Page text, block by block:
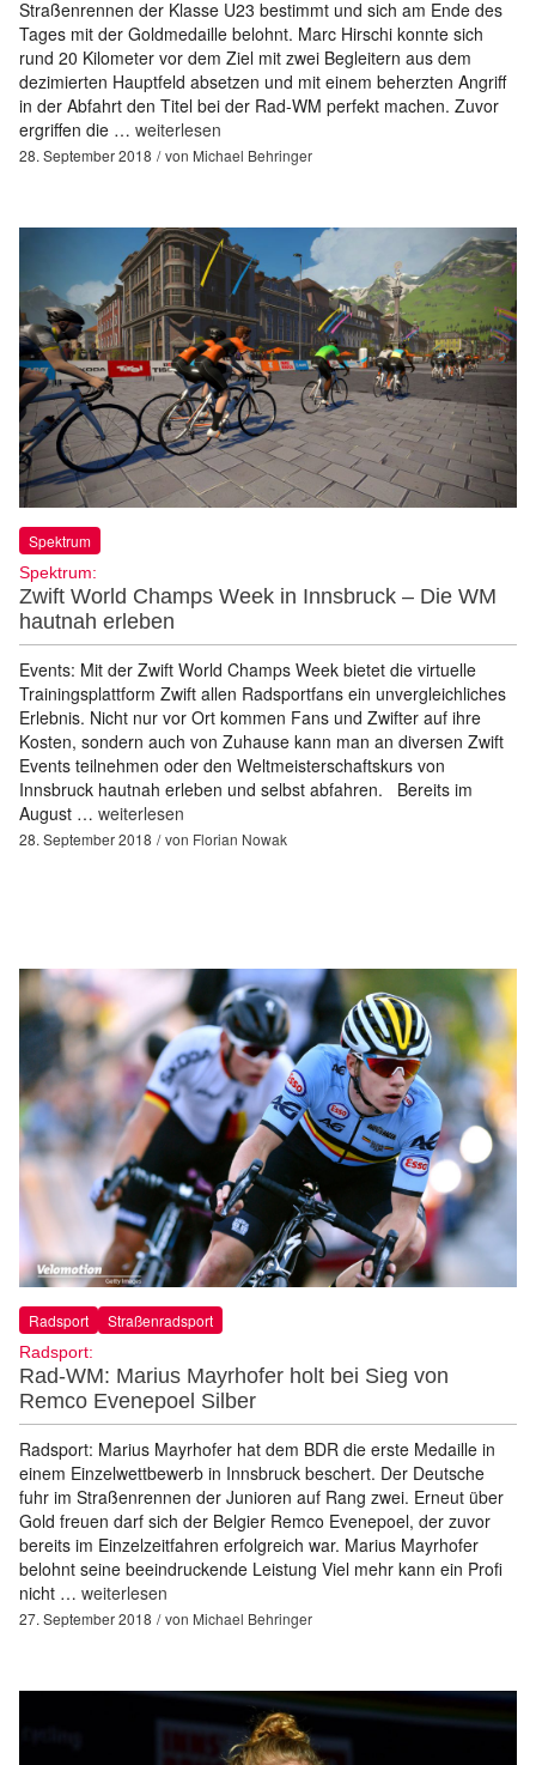
Straßenrennen der Klasse U23 bestimmt und sich am Ende des
Tages mit der Goldmedaille belohnt. Marc Hirschi konnte sich
rund 20 Kilometer vor dem Ziel mit zwei Begleitern aus dem
dezimierten Hauptfeld absetzen und mit einem beherzten Angriff
in der Abfahrt den Titel bei der Rad-WM perfekt machen. Zuvor
ergriffen die … weiterlesen
28. September 2018 von Michael Behringer
Spektrum
Spektrum:
Zwift World Champs Week in Innsbruck – Die WM
hautnah erleben
Events: Mit der Zwift World Champs Week bietet die virtuelle
Trainingsplattform Zwift allen Radsportfans ein unvergleichliches
Erlebnis. Nicht nur vor Ort kommen Fans und Zwifter auf ihre
Kosten, sondern auch von Zuhause kann man an diversen Zwift
Events teilnehmen oder den Weltmeisterschaftskurs von
Innsbruck hautnah erleben und selbst abfahren. Bereits im
August … weiterlesen
28. September 2018 von Florian Nowak
Radsport Straßenradsport
Radsport:
Rad-WM: Marius Mayrhofer holt bei Sieg von
Remco Evenepoel Silber
Radsport: Marius Mayrhofer hat dem BDR die erste Medaille in
einem Einzelwettbewerb in Innsbruck beschert. Der Deutsche
fuhr im Straßenrennen der Junioren auf Rang zwei. Erneut über
Gold freuen darf sich der Belgier Remco Evenepoel, der zuvor
bereits im Einzelzeitfahren erfolgreich war. Marius Mayrhofer
belohnt seine beeindruckende Leistung Viel mehr kann ein Profi
nicht … weiterlesen
27. September 2018 von Michael Behringer